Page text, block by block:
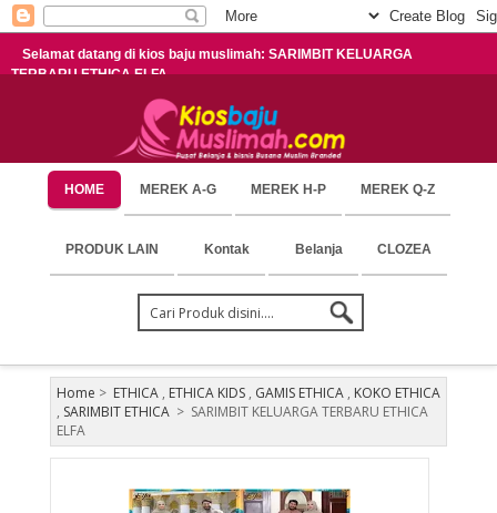
Selamat datang di kios baju muslimah: SARIMBIT KELUARGA
TERBARU ETHICA ELFA
HOME MEREK A-G MEREK H-P MEREK Q-Z
PRODUK LAIN Kontak Belanja CLOZEA
Home > ETHICA, ETHICA KIDS, GAMIS ETHICA, KOKO ETHICA
, SARIMBIT ETHICA > SARIMBIT KELUARGA TERBARU ETHICA
ELFA